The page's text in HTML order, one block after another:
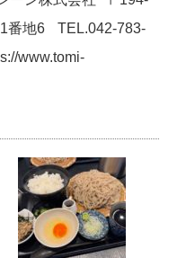
番地6 TEL.042-783-
www.tomi-